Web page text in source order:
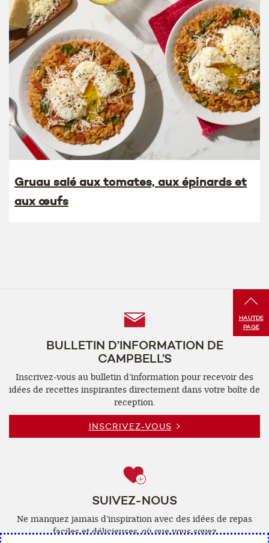
Gruau salé aux tomates, aux épinards et
aux œufs
HAUTDE
PAGE
BULLETIN D’INFORMATION DE
CAMPBELL’S
Inscrivez-vous au bulletin d’information pour recevoir des
idées de recettes inspirantes directement dans votre boîte de
reception.
INSCRIVEZ-VOUS
SUIVEZ-NOUS
Ne manquez jamais d’inspiration avec des idées de repas
faciles et délicieuses, où que vous soyez